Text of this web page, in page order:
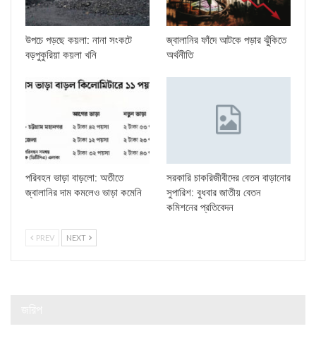
উপচে পড়ছে কয়লা: নানা সংকটে
বড়পুকুরিয়া কয়লা খনি
জ্বালানির ফাঁদে আটকে পড়ার ঝুঁকিতে
অর্থনীতি
পরিবহন ভাড়া বাড়লো: অতীতে
জ্বালানির দাম কমলেও ভাড়া কমেনি
সরকারি চাকরিজীবীদের বেতন বাড়ানোর
সুপারিশ: বুধবার জাতীয় বেতন
কমিশনের প্রতিবেদন
PREV NEXT